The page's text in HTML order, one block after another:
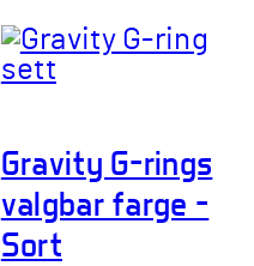
Gravity G-rings
valgbar farge –
Sort